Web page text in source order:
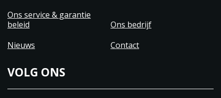
Ons service & garantie
beleid
Ons bedrijf
Nieuws
Contact
VOLG ONS